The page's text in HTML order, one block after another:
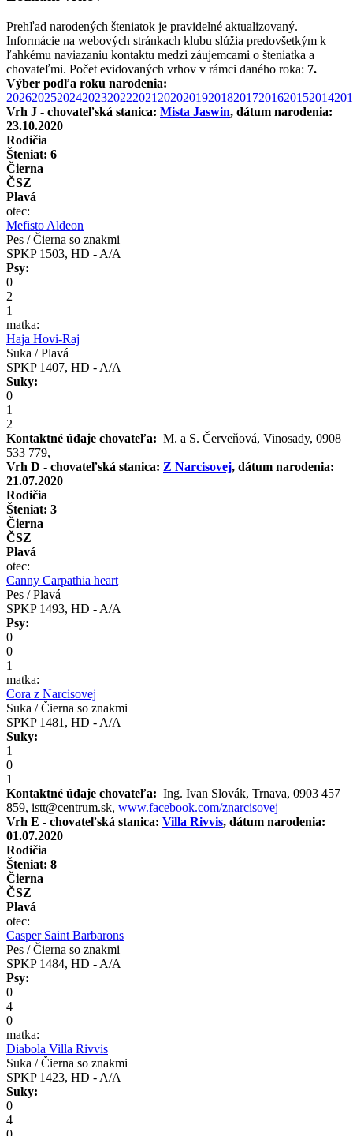
Prehľad narodených šteniatok je pravidelné aktualizovaný.
Informácie na webových stránkach klubu slúžia predovšetkým k
ľahkému naviazaniu kontaktu medzi záujemcami o šteniatka a
chovateľmi. Počet evidovaných vrhov v rámci daného roka: 7.
Výber podľa roku narodenia:
202620252024202320222021 2020201920182017201620152014
Vrh J - chovateľská stanica: Mista Jaswin, dátum narodenia:
23.10.2020
Rodičia
Šteniat: 6
Čierna
ČSZ
Plavá
otec:
Mefisto Aldeon
Pes / Čierna so znakmi
SPKP 1503, HD - A/A
Psy:
0
2
1
matka:
Haja Hovi-Raj
Suka / Plavá
SPKP 1407, HD - A/A
Suky:
0
1
2
Kontaktné údaje chovateľa: M. a S. Červeňová, Vinosady, 0908
533 779,
Vrh D - chovateľská stanica: Z Narcisovej, dátum narodenia:
21.07.2020
Rodičia
Šteniat: 3
Čierna
ČSZ
Plavá
otec:
Canny Carpathia heart
Pes / Plavá
SPKP 1493, HD - A/A
Psy:
0
0
1
matka:
Cora z Narcisovej
Suka / Čierna so znakmi
SPKP 1481, HD - A/A
Suky:
1
0
1
Kontaktné údaje chovateľa: Ing. Ivan Slovák, Trnava, 0903 457
859, istt@centrum.sk, www.facebook.com/znarcisovej
Vrh E - chovateľská stanica: Villa Rivvis, dátum narodenia:
01.07.2020
Rodičia
Šteniat: 8
Čierna
ČSZ
Plavá
otec:
Casper Saint Barbarons
Pes / Čierna so znakmi
SPKP 1484, HD - A/A
Psy:
0
4
0
matka:
Diabola Villa Rivvis
Suka / Čierna so znakmi
SPKP 1423, HD - A/A
Suky:
0
4